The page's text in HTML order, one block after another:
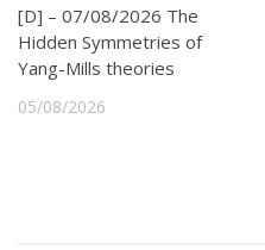
Defesa de Teses
[D] – 07/08/2026 The
Hidden Symmetries of
Yang-Mills theories
05/08/2026